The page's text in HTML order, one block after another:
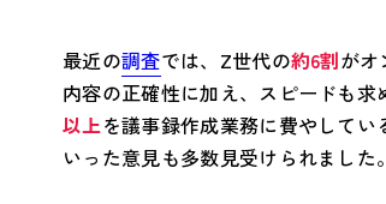
最近の調査では、Z世代の約6割がオ
内容の正確性に加え、スピードも
以上を議事録作成業務に費やして
いった意見も多数見受けられました。